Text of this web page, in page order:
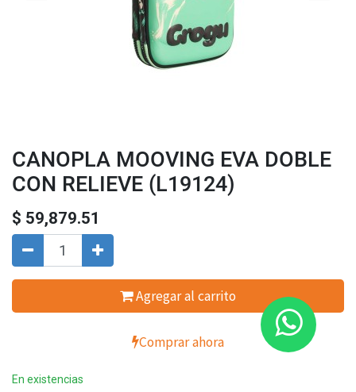
CANOPLA MOOVING EVA DOBLE
CON RELIEVE (L19124)
$ 59,879.51
Agregar al carrito
Comprar ahora
En existencias